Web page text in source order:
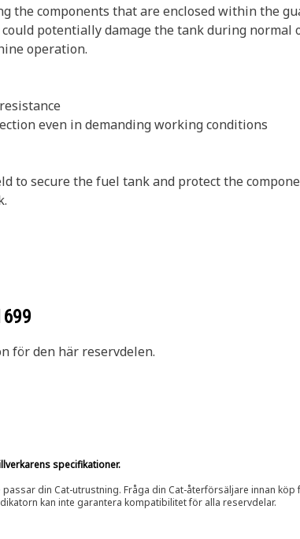
the components that are enclosed within the
potentially damage the tank during
operation.
even in demanding working conditions
to secure the fuel tank and protect the
för den här reservdelen.
specifikationer.
din Cat-utrustning. Fråga din Cat-återförsäljare innan
kan inte garantera kompatibilitet för alla reservdelar.